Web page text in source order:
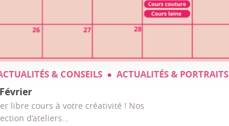
& CONSEILS ACTUALITÉS & PORTRAITS
libre cours à votre créativité ! Nos
d’ateliers…